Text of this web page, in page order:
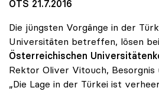
OTS 21.7.2016
Die jüngsten Vorgänge in der
Universitäten betreffen, lösen
Österreichischen
Rektor Oliver Vitouch, Besorgnis
„Die Lage in der Türkei ist